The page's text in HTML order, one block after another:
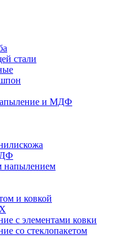
стали
и МДФ
напылением
и ковкой
с элементами ковки
со стеклопакетом